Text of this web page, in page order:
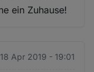
ein Zuhause!
Apr 2019 - 19:01